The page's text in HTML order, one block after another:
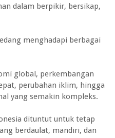
dalam berpikir, bersikap,
menghadapi berbagai
global, perkembangan
perubahan iklim, hingga
yang semakin kompleks.
dituntut untuk tetap
berdaulat, mandiri, dan